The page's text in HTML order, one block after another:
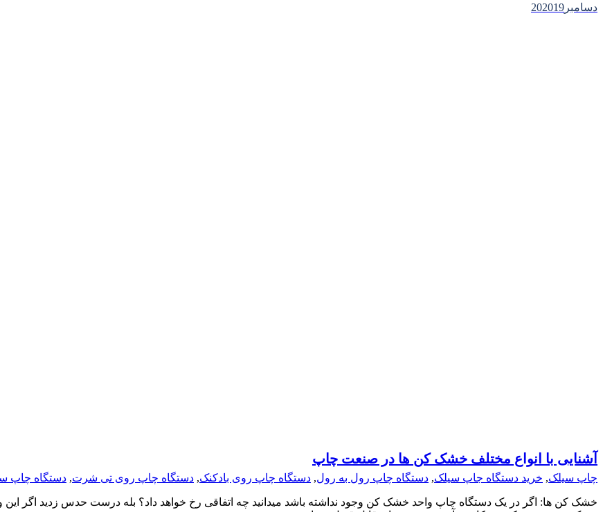
دسامبر
202019
آشنایی با انواع مختلف خشک کن ها در صنعت چاپ
چاپ سیلک, خرید دستگاه جاپ سیلک, دستگاه چاپ رول به رول, دستگاه چاپ روی بادکنک, دستگاه چاپ روی تی شرت, دستگاه چاپ
خشک کن ها: اگر در یک دستگاه چاپ واحد خشک کن وجود نداشته باشد میدانید چه اتفاقی رخ خواهد داد؟ بله درست حدس زدید اگر